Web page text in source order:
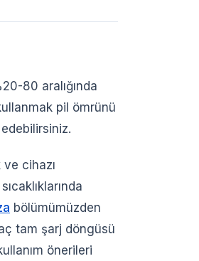
80 aralığında
pil ömrünü
cihazı
bölümümüzden
tam şarj döngüsü
önerileri